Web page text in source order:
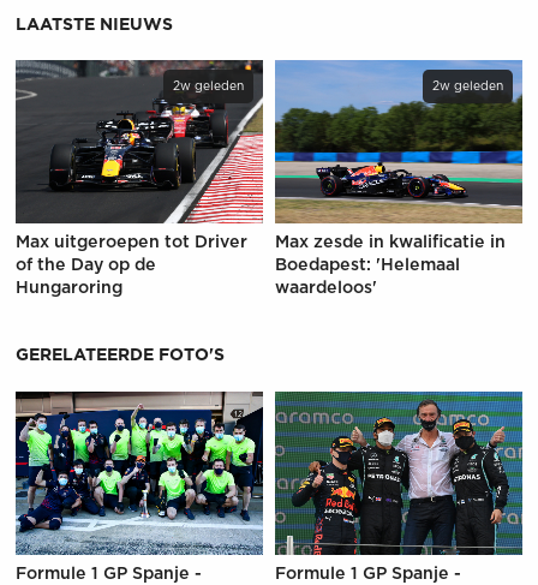
LAATSTE NIEUWS
2w geleden
Max uitgeroepen tot Driver
of the Day op de
Hungaroring
2w geleden
Max zesde in kwalificatie in
Boedapest: 'Helemaal
waardeloos'
GERELATEERDE FOTO'S
Formule 1 GP Spanje -
Formule 1 GP Spanje -